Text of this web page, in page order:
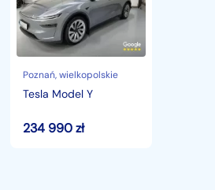
Poznań, wielkopolskie
Tesla Model Y
234 990zł